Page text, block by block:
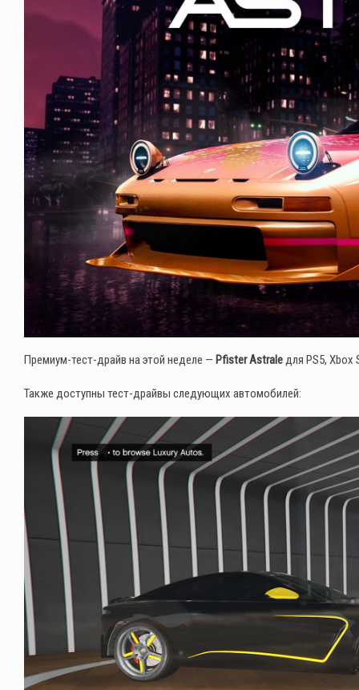
Премиум-тест-драйв на этой неделе — Pfister Astraleдля PS5, Xbox
Также доступны тест-драйвы следующих автомобилей: